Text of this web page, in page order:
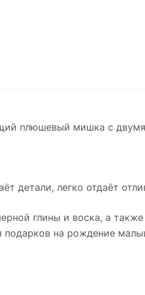
плюшевый мишка с
детали, легко отдаёт
глины и воска, а
на рождение